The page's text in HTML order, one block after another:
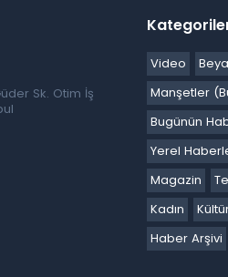
Sk. Otim İş
Video
Manşetler
Bugünün
Yerel
Magazin
Kadın
Haber Arşivi